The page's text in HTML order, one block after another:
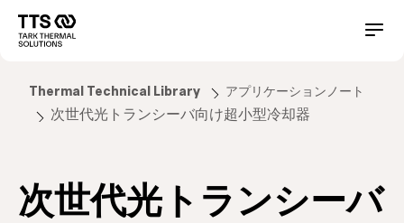
Thermal Technical Library アプリケーションノート
次世代光トランシーバ向け超小型冷却器
次世代光トランシーバ